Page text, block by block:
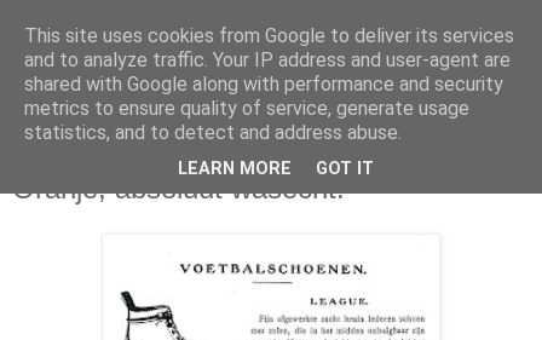
vrijdag 11 juni 2010
Oranje, absoluut wasecht!
This site uses cookies from Google to deliver its services
and to analyze traffic. Your IP address and user-agent are
shared with Google along with performance and security
metrics to ensure quality of service, generate usage
statistics, and to detect and address abuse.
LEARN MORE GOT IT